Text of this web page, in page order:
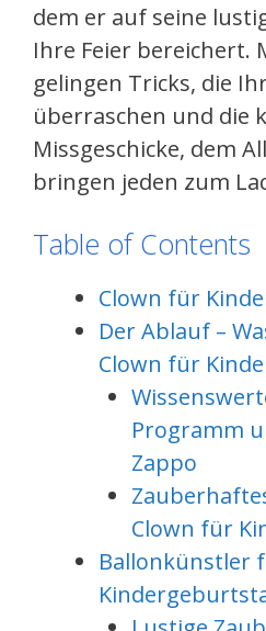
dem er auf seine
Ihre Feier bereichert.
gelingen Tricks, die
überraschen und die
Missgeschicke, dem
bringen jeden zum
Table of Contents
Clown für
Der Ablauf –
Clown für
Programm
Zappo
Clown für
Ballonkünstler